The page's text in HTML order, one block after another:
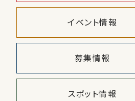
イベント情報
募集情報
スポット情報